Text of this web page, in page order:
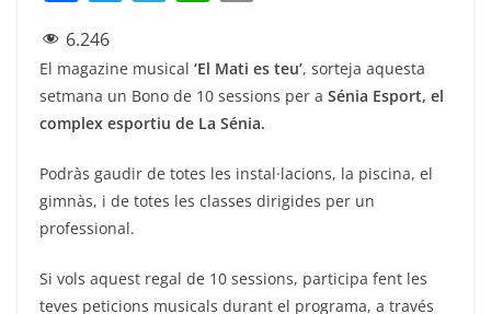
c
e
b
o
o
k
itt
er
e
gr
a
m
at
s
A
p
p
ai
l
6.246
El magazine musical ‘El Mati es teu’, sorteja aquesta
setmana un Bono de 10 sessions per a Sénia Esport, el
complex esportiu de La Sénia.
Podràs gaudir de totes les instal·lacions, la piscina, el
gimnàs, i de totes les classes dirigides per un
professional.
Si vols aquest regal de 10 sessions, participa fent les
teves peticions musicals durant el programa, a través